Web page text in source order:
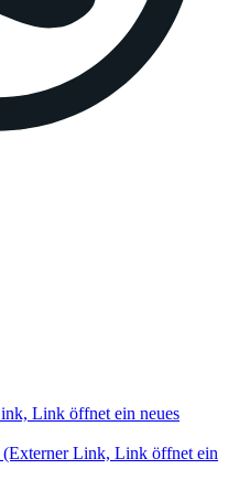
Link öffnet ein neues
(Externer Link, Link öffnet ein